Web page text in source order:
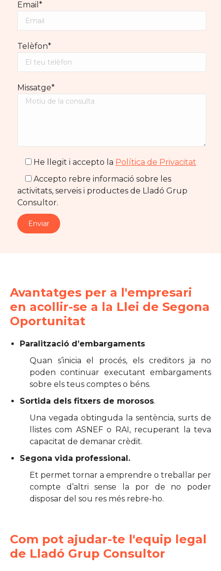
Email*
Telèfon*
Missatge*
He llegit i accepto la Política de Privacitat
Accepto rebre informació sobre les
activitats, serveis i productes de Lladó Grup
Consultor.
Avantatges per a l'empresari
en acollir-se a la Llei de Segona
Oportunitat
Paralització d’embargaments
Quan s’inicia el procés, els creditors ja no
poden continuar executant embargaments
sobre els teus comptes o béns.
Sortida dels fitxers de morosos.
Una vegada obtinguda la sentència, surts de
llistes com ASNEF o RAI, recuperant la teva
capacitat de demanar crèdit.
Segona vida professional.
Et permet tornar a emprendre o treballar per
compte d’altri sense la por de no poder
disposar del sou res més rebre-ho.
Com pot ajudar-te l'equip legal
de Lladó Grup Consultor